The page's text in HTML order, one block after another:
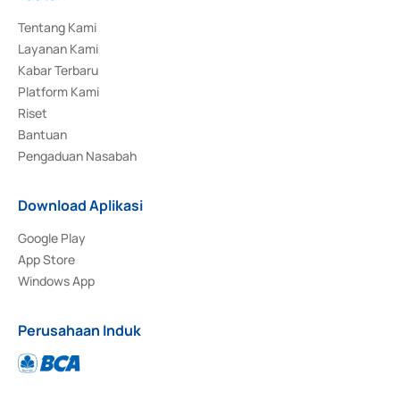
Tentang Kami
Layanan Kami
Kabar Terbaru
Platform Kami
Riset
Bantuan
Pengaduan Nasabah
Download Aplikasi
Google Play
App Store
Windows App
Perusahaan Induk